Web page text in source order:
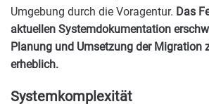
Umgebung durch die Voragentur. Das
aktuellen Systemdokumentation
Planung und Umsetzung der Migration
erheblich.
Systemkomplexität